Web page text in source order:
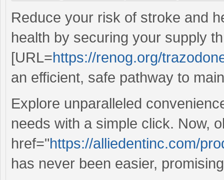
Reduce your risk of stroke and
health by securing your supply
[URL=https://renog.org/
an efficient, safe pathway to
Explore unparalleled
needs with a simple click. Now,
href="https://alliedentinc.com/
has never been easier,